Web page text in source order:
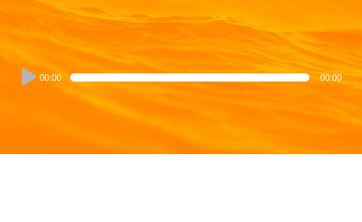
Audio
Player
00:00 00:00